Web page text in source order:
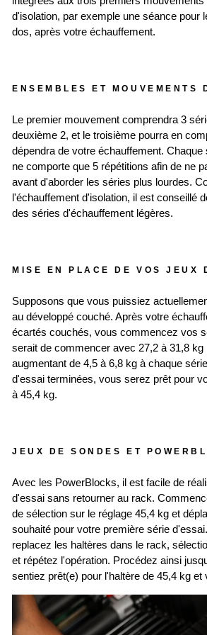
d'isolation, par exemple une séance pour
dos, après votre échauffement.
ENSEMBLES ET MOUVEMENTS
Le premier mouvement comprendra 3
deuxième 2, et le troisième pourra en
dépendra de votre échauffement.
ne comporte que 5 répétitions afin de ne
avant d'aborder les séries plus lourdes.
l'échauffement d'isolation, il est conseillé
des séries d'échauffement légères.
MISE EN PLACE DE VOS JEUX
Supposons que vous puissiez
au développé couché. Après votre
écartés couchés, vous commencez vos
serait de commencer avec 27,2 à 31,8
augmentant de 4,5 à 6,8 kg à chaque
d'essai terminées, vous serez prêt pour
à 45,4 kg.
JEUX DE SONDES ET
Avec les PowerBlocks, il est facile de
d'essai sans retourner au rack.
de sélection sur le réglage 45,4 kg et
souhaité pour votre première série
replacez les haltères dans le rack,
et répétez l'opération. Procédez ainsi
sentiez prêt(e) pour l'haltère de 45,4 kg et